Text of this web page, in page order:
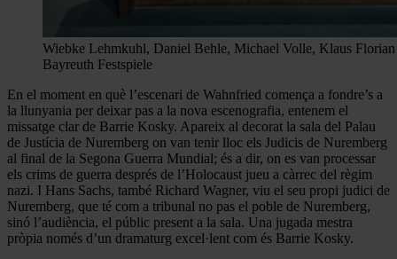
Wiebke Lehmkuhl, Daniel Behle, Michael Volle, Klaus
Bayreuth Festspiele
En el moment en què l’escenari de Wahnfried comença a fondre’s a
la llunyania per deixar pas a la nova escenografia, entenem el
missatge clar de Barrie Kosky. Apareix al decorat la sala del Palau
de Justícia de Nuremberg on van tenir lloc els Judicis de Nuremberg
al final de la Segona Guerra Mundial; és a dir, on es van processar
els crims de guerra després de l’Holocaust jueu a càrrec del règim
nazi. I Hans Sachs, també Richard Wagner, viu el seu propi judici de
Nuremberg, que té com a tribunal no pas el poble de Nuremberg,
sinó l’audiència, el públic present a la sala. Una jugada mestra
pròpia només d’un dramaturg excel·lent com és Barrie Kosky.